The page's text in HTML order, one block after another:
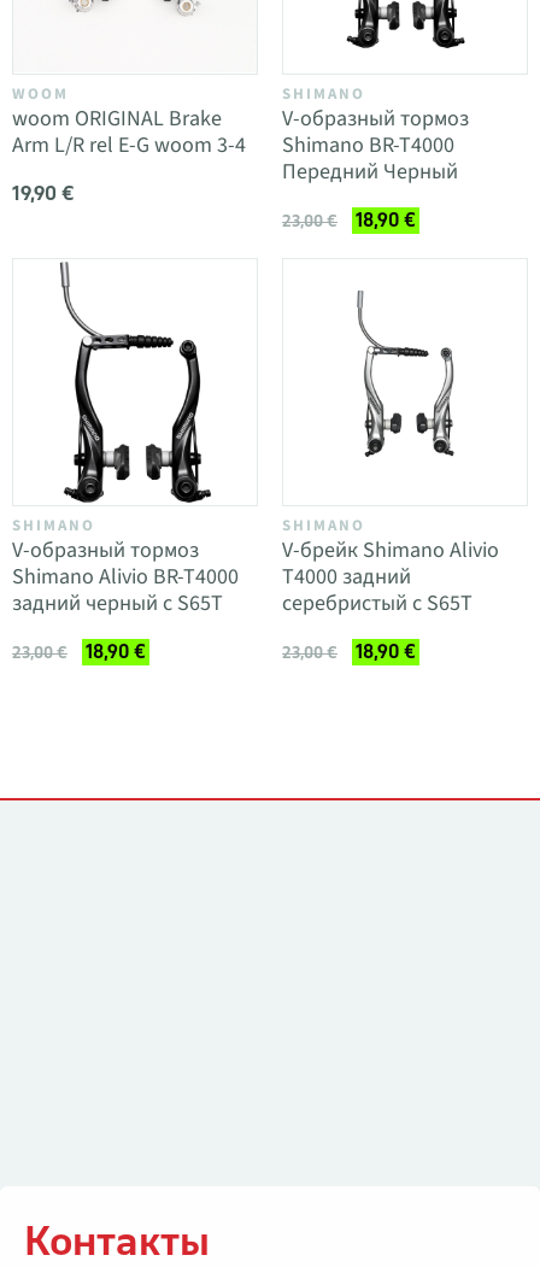
WOOM
woom ORIGINAL Brake
Arm L/R rel E-G woom 3-4
19,90 €
SHIMANO
V-образный тормоз
Shimano BR-T4000
Передний Черный
23,00 € 18,90 €
SHIMANO
V-образный тормоз
Shimano Alivio BR-T4000
задний черный с S65T
23,00 € 18,90 €
SHIMANO
V-брейк Shimano Alivio
T4000 задний
серебристый с S65T
23,00 € 18,90 €
Контакты